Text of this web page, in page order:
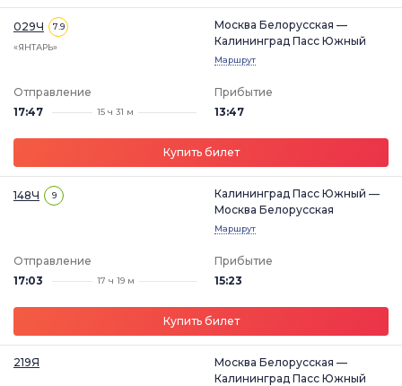
029Ч 7.9
«ЯНТАРЬ»
Москва Белорусская —
Калининград Пасс Южный
Маршрут
Отправление
17:47
15 ч 31 м
Прибытие
13:47
Купить билет
148Ч 9
Калининград Пасс Южный —
Москва Белорусская
Маршрут
Отправление
17:03
17 ч 19 м
Прибытие
15:23
Купить билет
219Я
Москва Белорусская —
Калининград Пасс Южный